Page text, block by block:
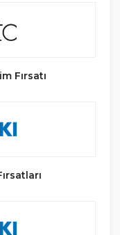
Fırsatı